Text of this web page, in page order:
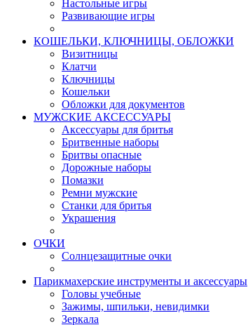
Настольные игры
Развивающие игры
КОШЕЛЬКИ, КЛЮЧНИЦЫ, ОБЛОЖКИ
Визитницы
Клатчи
Ключницы
Кошельки
Обложки для документов
МУЖСКИЕ АКСЕССУАРЫ
Аксессуары для бритья
Бритвенные наборы
Бритвы опасные
Дорожные наборы
Помазки
Ремни мужские
Станки для бритья
Украшения
ОЧКИ
Солнцезащитные очки
Парикмахерские инструменты и аксессуары
Головы учебные
Зажимы, шпильки, невидимки
Зеркала